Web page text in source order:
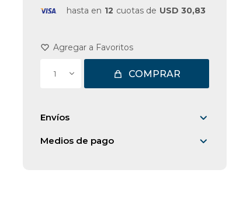
hasta en 12 cuotas de USD 30,83
1 COMPRAR
Envíos
Medios de pago